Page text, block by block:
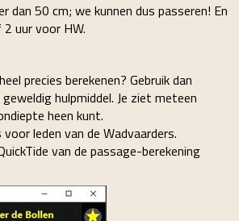
dan 50 cm; we kunnen dus passeren! En
uur voor HW.
precies berekenen? Gebruik dan
hulpmiddel. Je ziet meteen
heen kunt.
leden van de Wadvaarders.
van de passage-berekening